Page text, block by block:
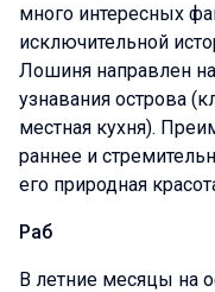
много интересных
исключительной
Лошиня направлен
узнавания острова
местная кухня).
раннее и
его природная
Раб
В летние месяцы на